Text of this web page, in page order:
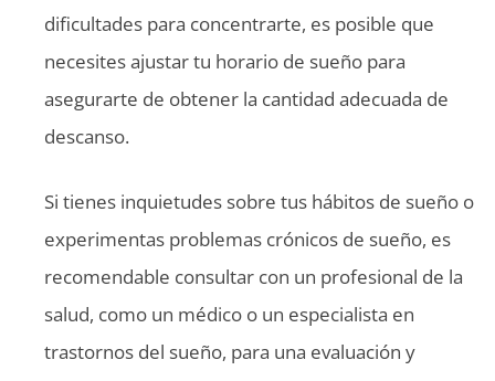
dificultades para concentrarte, es posible que
necesites ajustar tu horario de sueño para
asegurarte de obtener la cantidad adecuada de
descanso.
Si tienes inquietudes sobre tus hábitos de sueño o
experimentas problemas crónicos de sueño, es
recomendable consultar con un profesional de la
salud, como un médico o un especialista en
trastornos del sueño, para una evaluación y